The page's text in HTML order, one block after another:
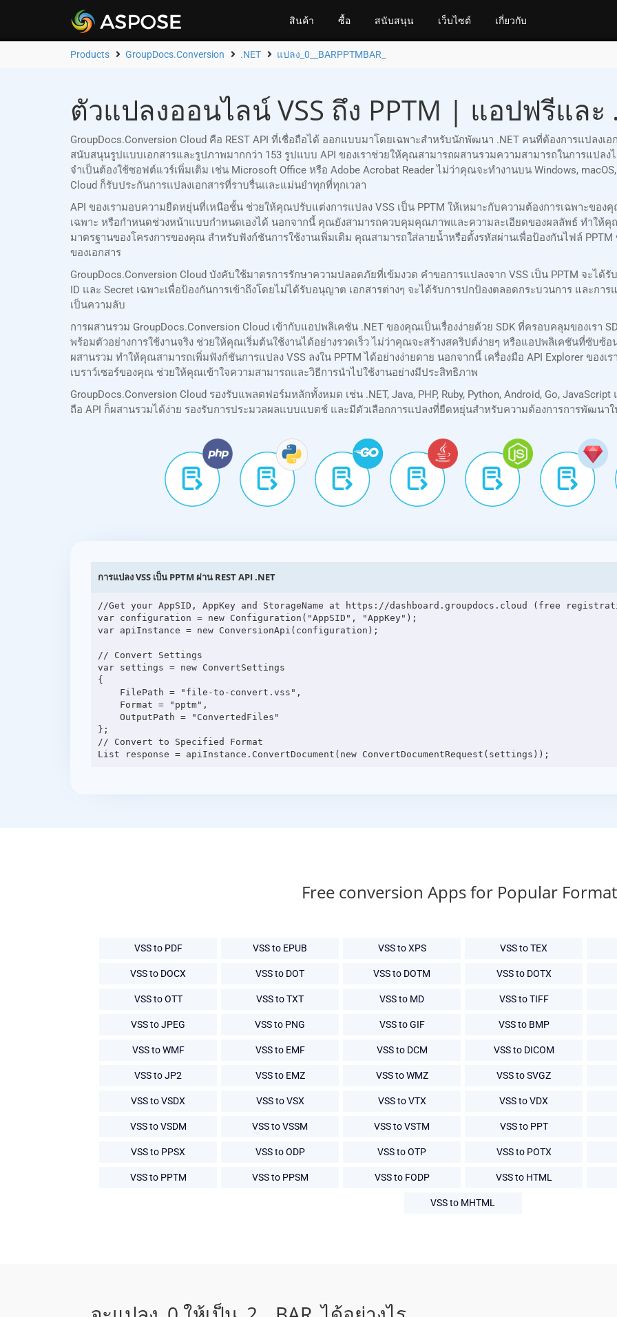
สินค้า ซื้อ สนับสนุน เว็บไซต์ เกี่ยวกับ
Products GroupDocs.Conversion .NET แปลง_0__BARPPTMBAR_
ตัวแปลงออนไลน์ VSS ถึง PPTM | แอปฟรีและ
GroupDocs.Conversion Cloud คือ REST API ที่เชื่อถือได้ ออกแบบมาโดยเฉพาะสำหรับนักพัฒนา .NET คนที่ต้องการแปลงเอ
สนับสนุนรูปแบบเอกสารและรูปภาพมากกว่า 153 รูปแบบ API ของเราช่วยให้คุณสามารถผสานรวมความสามารถในการแป
จำเป็นต้องใช้ซอฟต์แวร์เพิ่มเติม เช่น Microsoft Office หรือ Adobe Acrobat Reader ไม่ว่าคุณจะทำงานบน Windows,
Cloud ก็รับประกันการแปลงเอกสารที่ราบรื่นและแม่นยำทุกที่ทุกเวลา
API ของเรามอบความยืดหยุ่นที่เหนือชั้น ช่วยให้คุณปรับแต่งการแปลง VSS เป็น PPTM ให้เหมาะกับความต้องการเฉพาะขอ
เฉพาะ หรือกำหนดช่วงหน้าแบบกำหนดเองได้ นอกจากนี้ คุณยังสามารถควบคุมคุณภาพและความละเอียดของผลลัพธ์ ทำให้
มาตรฐานของโครงการของคุณ สำหรับฟังก์ชันการใช้งานเพิ่มเติม คุณสามารถใส่ลายน้ำหรือตั้งรหัสผ่านเพื่อป้องกันไฟล์
ของเอกสาร
GroupDocs.Conversion Cloud บังคับใช้มาตรการรักษาความปลอดภัยที่เข้มงวด คำขอการแปลงจาก VSS เป็น PPTM จะไ
ID และ Secret เฉพาะเพื่อป้องกันการเข้าถึงโดยไม่ได้รับอนุญาต เอกสารต่างๆ จะได้รับการปกป้องตลอดกระบวนการ และก
เป็นความลับ
การผสานรวม GroupDocs.Conversion Cloud เข้ากับแอปพลิเคชัน .NET ของคุณเป็นเรื่องง่ายด้วย SDK ที่ครอบคลุมของเรา
พร้อมตัวอย่างการใช้งานจริง ช่วยให้คุณเริ่มต้นใช้งานได้อย่างรวดเร็ว ไม่ว่าคุณจะสร้างสคริปต์ง่ายๆ หรือแอปพลิเคชันที่ซับซ้อ
ผสานรวม ทำให้คุณสามารถเพิ่มฟังก์ชันการแปลง VSS ลงใน PPTM ได้อย่างง่ายดาย นอกจากนี้ เครื่องมือ API Explorer ของ
เบราว์เซอร์ของคุณ ช่วยให้คุณเข้าใจความสามารถและวิธีการนำไปใช้งานอย่างมีประสิทธิภาพ
GroupDocs.Conversion Cloud รองรับแพลตฟอร์มหลักทั้งหมด เช่น .NET, Java, PHP, Ruby, Python, Android, Go,
ถือ API ก็ผสานรวมได้ง่าย รองรับการประมวลผลแบบแบตช์ และมีตัวเลือกการแปลงที่ยืดหยุ่นสำหรับความต้องการการพัฒนาใ
การแปลง VSS เป็น PPTM ผ่าน REST API .NET
//Get your AppSID, AppKey and StorageName at https://dashboard.groupdocs.cloud (free
var configuration = new Configuration("AppSID", "AppKey");
var apiInstance = new ConversionApi(configuration);
// Convert Settings
var settings = new ConvertSettings
{
};
// Convert to Specified Format
Free conversion Apps for Popular
VSS to PDF VSS to EPUB VSS to XPS VSS to TEX
VSS to DOCX VSS to DOT VSS to DOTM VSS to DOTX
VSS to OTT VSS to TXT VSS to MD VSS to TIFF
VSS to JPEG VSS to PNG VSS to GIF VSS to BMP
VSS to WMF VSS to EMF VSS to DCM VSS to DICOM
VSS to JP2 VSS to EMZ VSS to WMZ VSS to SVGZ
VSS to VSDX VSS to VSX VSS to VTX VSS to VDX
VSS to VSDM VSS to VSSM VSS to VSTM VSS to PPT
VSS to PPSX VSS to ODP VSS to OTP VSS to POTX
VSS to PPTM VSS to PPSM VSS to FODP VSS to HTML
VSS to MHTML